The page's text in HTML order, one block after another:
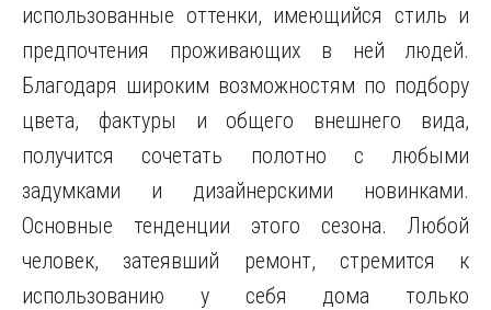
использованные оттенки, имеющийся стиль и
предпочтения проживающих в ней людей.
Благодаря широким возможностям по подбору
цвета, фактуры и общего внешнего вида,
получится сочетать полотно с любыми
задумками и дизайнерскими новинками.
Основные тенденции этого сезона. Любой
человек, затеявший ремонт, стремится к
использованию у себя дома только